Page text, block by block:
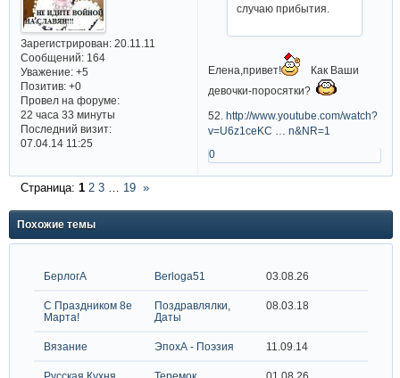
Зарегистрирован: 20.11.11
Сообщений:164
Уважение: +5
Позитив: +0
Провел на форуме:
22 часа 33 минуты
Последний визит:
07.04.14 11:25
случаю прибытия.
Елена,привет!
Как Ваши
девочки-поросятки?
52.
http://www.youtube.com/watch?
v=U6z1ceKC … n&NR=1
0
Страница: 1 2 3 19 »
Похожие темы
БерлогА Berloga51 03.08.26
С Праздником 8е
Марта!
Поздравлялки,
Даты
08.03.18
Вязание ЭпохА - Поэзия 11.09.14
Русская Кухня Теремок 01.08.26